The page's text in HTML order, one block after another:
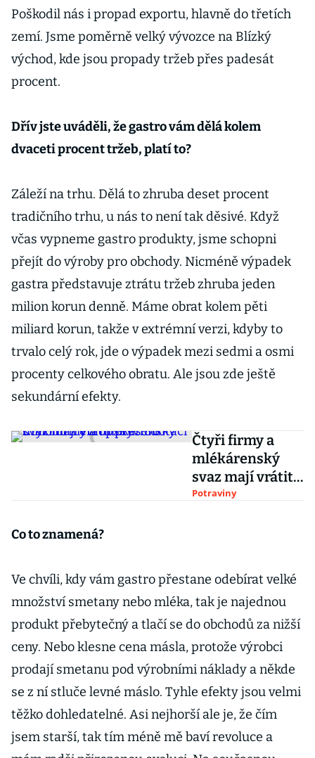
Poškodil nás i propad exportu, hlavně do třetích
zemí. Jsme poměrně velký vývozce na Blízký
východ, kde jsou propady tržeb přes padesát
procent.
Dřív jste uváděli, že gastro vám dělá kolem
dvaceti procent tržeb, platí to?
Záleží na trhu. Dělá to zhruba deset procent
tradičního trhu, u nás to není tak děsivé. Když
včas vypneme gastro produkty, jsme schopni
přejít do výroby pro obchody. Nicméně výpadek
gastra představuje ztrátu tržeb zhruba jeden
milion korun denně. Máme obrat kolem pěti
miliard korun, takže v extrémní verzi, kdyby to
trvalo celý rok, jde o výpadek mezi sedmi a osmi
procenty celkového obratu. Ale jsou zde ještě
sekundární efekty.
Čtyři firmy a
mlékárenský
svaz mají vrátit
přes 80 milionů
Potraviny
Co to znamená?
Ve chvíli, kdy vám gastro přestane odebírat velké
množství smetany nebo mléka, tak je najednou
produkt přebytečný a tlačí se do obchodů za nižší
ceny. Nebo klesne cena másla, protože výrobci
prodají smetanu pod výrobními náklady a někde
se z ní stluče levné máslo. Tyhle efekty jsou velmi
těžko dohledatelné. Asi nejhorší ale je, že čím
jsem starší, tak tím méně mě baví revoluce a